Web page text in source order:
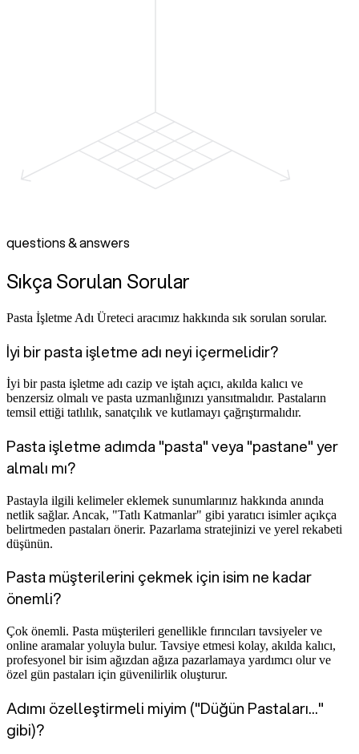
questions & answers
Sıkça Sorulan Sorular
Pasta İşletme Adı Üreteci aracımız hakkında sık sorulan sorular.
İyi bir pasta işletme adı neyi içermelidir?
İyi bir pasta işletme adı cazip ve iştah açıcı, akılda kalıcı ve
benzersiz olmalı ve pasta uzmanlığınızı yansıtmalıdır. Pastaların
temsil ettiği tatlılık, sanatçılık ve kutlamayı çağrıştırmalıdır.
Pasta işletme adımda "pasta" veya "pastane" yer
almalı mı?
Pastayla ilgili kelimeler eklemek sunumlarınız hakkında anında
netlik sağlar. Ancak, "Tatlı Katmanlar" gibi yaratıcı isimler açıkça
belirtmeden pastaları önerir. Pazarlama stratejinizi ve yerel rekabeti
düşünün.
Pasta müşterilerini çekmek için isim ne kadar
önemli?
Çok önemli. Pasta müşterileri genellikle fırıncıları tavsiyeler ve
online aramalar yoluyla bulur. Tavsiye etmesi kolay, akılda kalıcı,
profesyonel bir isim ağızdan ağıza pazarlamaya yardımcı olur ve
özel gün pastaları için güvenilirlik oluşturur.
Adımı özelleştirmeli miyim ("Düğün Pastaları..."
gibi)?